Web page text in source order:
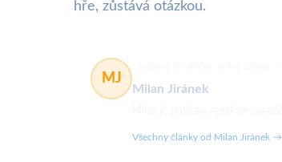
hře, zůstává otázkou.
MJ
Milan Jiránek
Všechny články od Milan Jiránek →